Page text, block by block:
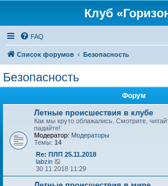
Клуб
FAQ
Список форумов Безопасность
Безопасность
Форум
Летные происшествия в клубе
Как мы круто облажались. Смотрите,
падайте!
Модератор: Модераторы
Темы: 14
Re: ПЛП 25.11.2018
labzin
е
р
е
30 11 2018 11:29